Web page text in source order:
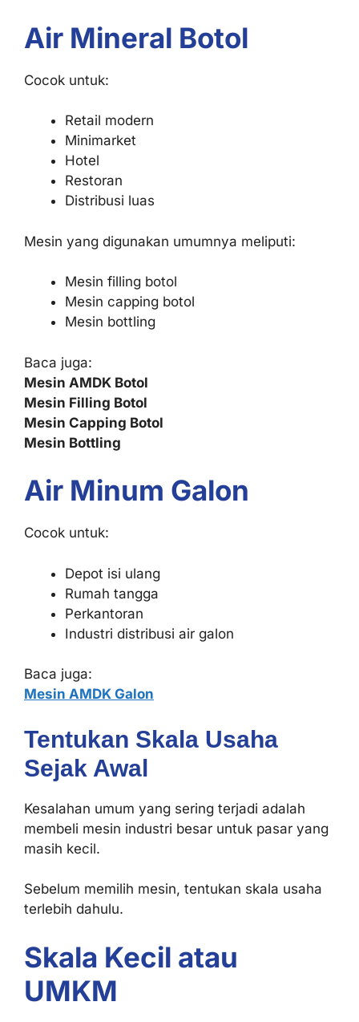
Air Mineral Botol
Cocok untuk:
Retail modern
Minimarket
Hotel
Restoran
Distribusi luas
Mesin yang digunakan umumnya meliputi:
Mesin filling botol
Mesin capping botol
Mesin bottling
Baca juga:
Mesin AMDK Botol
Mesin Filling Botol
Mesin Capping Botol
Mesin Bottling
Air Minum Galon
Cocok untuk:
Depot isi ulang
Rumah tangga
Perkantoran
Industri distribusi air galon
Baca juga:
Mesin AMDK Galon
Tentukan Skala Usaha
Sejak Awal
Kesalahan umum yang sering terjadi adalah
membeli mesin industri besar untuk pasar yang
masih kecil.
Sebelum memilih mesin, tentukan skala usaha
terlebih dahulu.
Skala Kecil atau
UMKM